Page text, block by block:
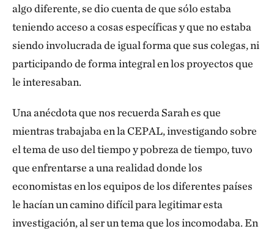
algo diferente, se dio cuenta de que sólo estaba
teniendo acceso a cosas específicas y que no estaba
siendo involucrada de igual forma que sus colegas, ni
participando de forma integral en los proyectos que
le interesaban.
Una anécdota que nos recuerda Sarah es que
mientras trabajaba en la CEPAL, investigando sobre
el tema de uso del tiempo y pobreza de tiempo, tuvo
que enfrentarse a una realidad donde los
economistas en los equipos de los diferentes países
le hacían un camino difícil para legitimar esta
investigación, al ser un tema que los incomodaba. En